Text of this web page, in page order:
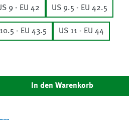
9 - EU 42 US 9.5 - EU 42.5
- EU 43.5 US 11 - EU 44
Gib den gewünschten Wert
In den Warenkorb